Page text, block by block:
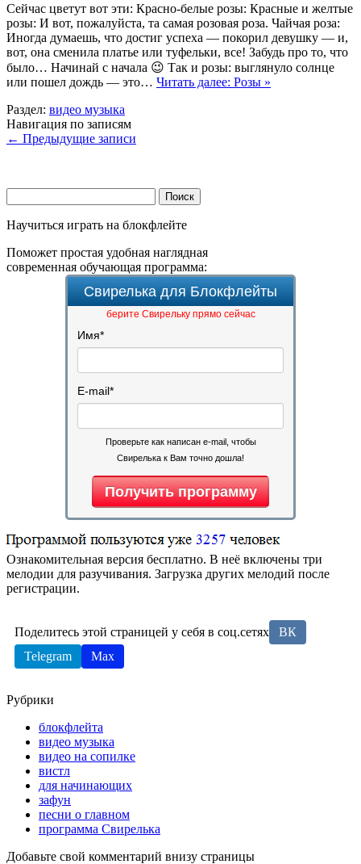
Сейчас цветут вот эти: Красно-белые розы: Красные и желтые
розы: И вот, пожалуйста, та самая розовая роза. Чайчая роза:
Иногда думаешь, что достиг успеха — покорил девушку — и,
вот, она сменила платье или туфельки, все! Забудь про то, что
было… Начинай с начала 😉 Так и розы: выглянуло солнце
или пошел дождь — это… Читать далее: Розы »
Раздел: видео музыка
Навигация по записям
← Предыдущие записи
Научиться играть на блокфлейте
Поможет простая удобная наглядная
современная обучающая программа:
Свирелька для Блокфлейты
берите Свирельку прямо сейчас
Имя*
E-mail*
Проверьте как написан e-mail, чтобы
Свирелька к Вам точно дошла!
Ознакомительная версия бесплатно. В неё включены три
мелодии для разучивания. Загрузка других мелодий после
регистрации.
Поделитесь этой страницей у себя в соц.сетях
ВК
Telegram
Max
Рубрики
блокфлейта
видео музыка
видео на сопилке
вистл
для начинающих
зафун
песни о главном
программа Свирелька
Добавьте свой комментарий внизу страницы